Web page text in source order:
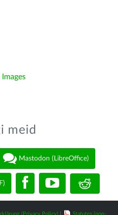
meid
Mastodon (LibreOffice)
(Privacy Policy) Statutes (non-